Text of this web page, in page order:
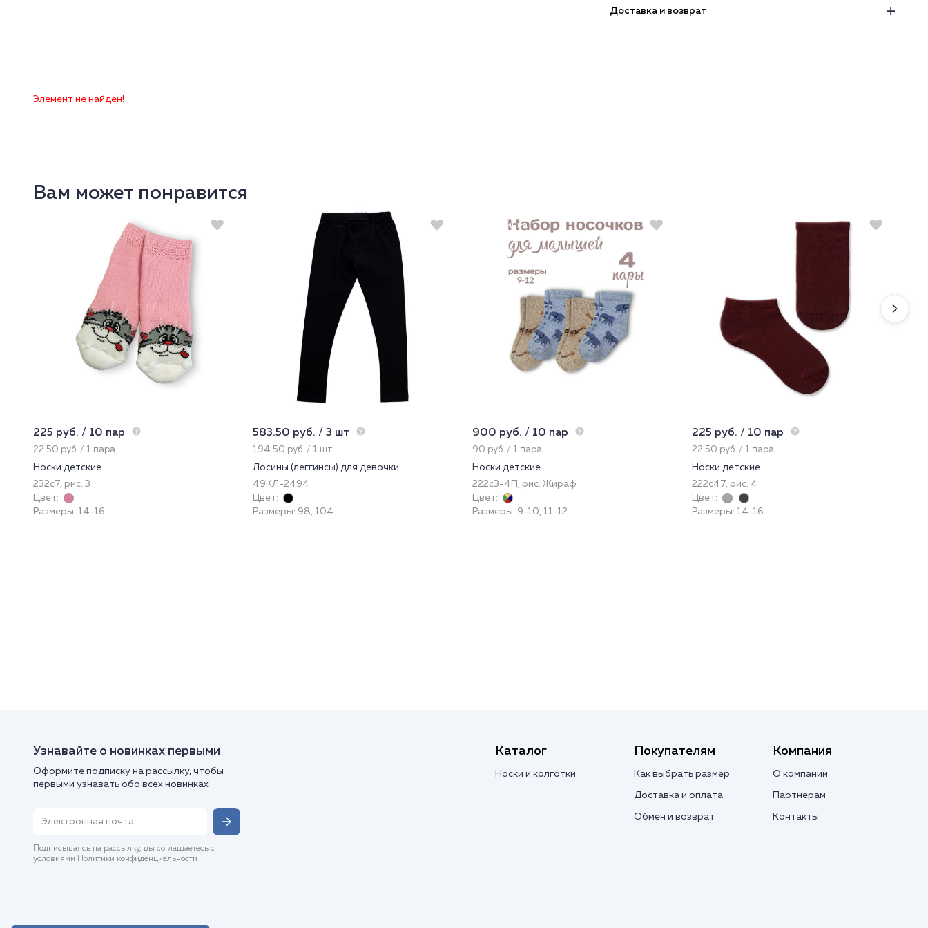
Доставка и возврат
Элемент не найден!
Вам может понравится
225 руб. / 10 пар
22.50 руб. / 1 пара
Носки детские
232с7, рис. 3
Цвет:
Размеры: 14-16
583.50 руб. / 3 шт
194.50 руб. / 1 шт
Лосины (леггинсы) для девочки
49КЛ-2494
Цвет:
Размеры: 98, 104
Новинка
900 руб. / 10 пар
90 руб. / 1 пара
Носки детские
222с3-4П, рис. Жираф
Цвет:
Размеры: 9-10, 11-12
225 руб. / 10 пар
22.50 руб. / 1 пара
Носки детские
222с47, рис. 4
Цвет:
Размеры: 14-16
Узнавайте о новинках первыми
Оформите подписку на рассылку, чтобы
первыми узнавать обо всех новинках
Подписываясь на рассылку, вы соглашаетесь с
условиями Политики конфиденциальности
Каталог
Носки и колготки
Покупателям
Как выбрать размер
Доставка и оплата
Обмен и возврат
Компания
О компании
Партнерам
Контакты